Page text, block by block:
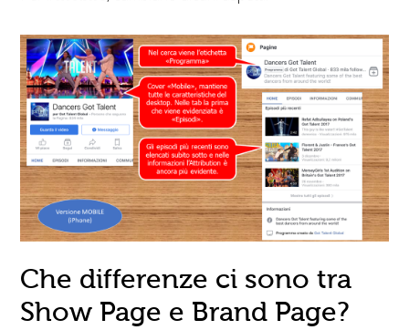
Che differenze ci sono tra
Show Page e Brand Page?